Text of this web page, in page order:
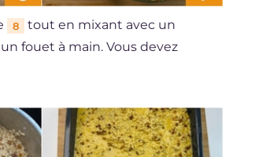
8
tout en mixant avec un
fouet à main. Vous devez